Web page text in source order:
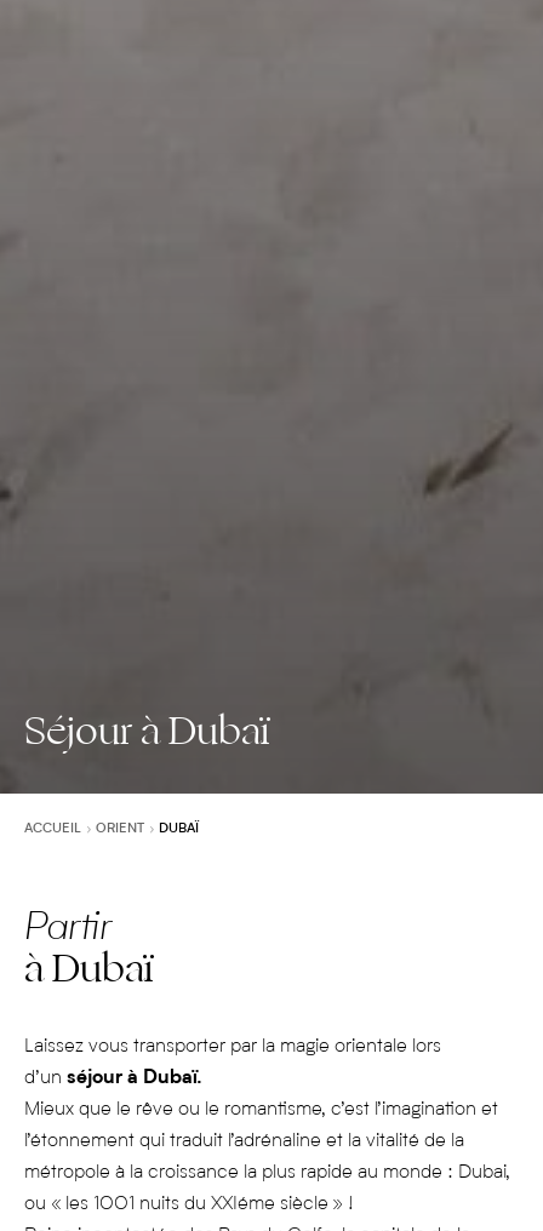
Séjour à Dubaï
ACCUEIL ORIENT DUBAÏ
Partir
à Dubaï
Laissez vous transporter par la magie orientale lors
d’un séjour à Dubaï.
Mieux que le rêve ou le romantisme, c’est l’imagination et
l’étonnement qui traduit l’adrénaline et la vitalité de la
métropole à la croissance la plus rapide au monde : Dubai,
ou « les 1001 nuits du XXIéme siècle » !